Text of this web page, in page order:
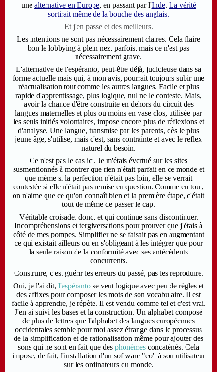
une alternative en Europe, en passant par l'Inde. La vérité
sortirait même de la bouche des anglais.
Et j'en passe et des meilleurs.
Les intentions ne sont pas nécessairement claires. Cela flaire
bon le lobbying à plein nez, parfois, mais ce n'est pas
nécessairement grave.
L'alternative de l'espéranto, peut-être déjà, judicieuse dans sa
forme actuelle mais qui, à mon avis, pourrait toujours subir une
réactualisation tout comme les autres langues. Facile et plus
rapide d'apprentissage, plus logique, nul ne le conteste. Mais,
avoir la chance d'être construite en dehors du circuit des
langues maternelles et plus ou moins en vase clos, utilisée par
les seuls initiés volontaires, impose encore plus de réflexions et
d'analyse. Une langue, transmise par les parents, dès le plus
jeune âge, s'utilise, mais c'est, sans contrainte et avec le reflex
naturel du besoin.
Ce n'est pas le cas ici. Je m'étais évertué sur les sites
susmentionnés à montrer que rien n'était parfait en ce monde et
que même si la perfection n'était pas loin, elle se verrait
contestée si elle n'était pas remise en question. Comme en tout,
on n'aime que ce qu'on connaît bien et la première étape, c'était
tout de même de passer le cap.
Véritable croisade, donc, et qui continue sans discontinuer.
Incompréhensions et tergiversations pour prouver que j'étais à
côté de mes pompes. Simplifier ne se faisait pas en augmentant
ce qui existait ailleurs ou en s'obligeant à les intégrer que pour
la seule raison de la conformité avec ses antécédents
concurrents.
Construire, c'est guérir les erreurs du passé, pas les reproduire.
Oui, je l'ai dit, l'espéranto se veut logique avec peu de règles et
des affixes pour composer les mots de son vocabulaire. Il est
facile à apprendre, je répète. Il est vendu comme tel et c'est vrai.
J'en ai suivi les bases et la construction. Un alphabet composé
de plus de lettres que l'alphabet des langues européennes
occidentales semble pour moi assez étrange dans le processus
de la simplification et de rationalisation même pour ajouter des
sons qui ne sont en fait que des phonèmes concaténés. Cela
impose, de fait, l'installation d'un software "eo" à son utilisateur
sur les ordinateurs du monde.